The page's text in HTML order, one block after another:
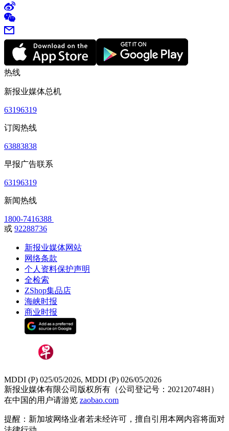
热线
新报业媒体总机
63196319
订阅热线
63883838
早报广告联系
63196319
新闻热线
1800-7416388
或 92288736
新报业媒体网站
网络条款
个人资料保护声明
全检索
ZShop集品店
海峡时报
商业时报
MDDI (P) 025/05/2026, MDDI (P) 026/05/2026
新报业媒体有限公司版权所有（公司登记号：202120748H）
在中国的用户请游览 zaobao.com
提醒：新加坡网络业者若未经许可，擅自引用本网内容将面对